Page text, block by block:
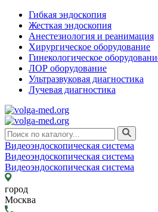
Гибкая эндоскопия
Жесткая эндоскопия
Анестезиология и реанимация
Хирургическое оборудование
Гинекологическое
ЛОР оборудование
Ультразвуковая диагностика
Лучевая диагностика
Видеоэндоскопическая система
Видеоэндоскопическая система
Видеоэндоскопическая система
город
Москва